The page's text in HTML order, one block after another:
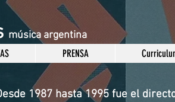
música argentina
PRENSA
1987 hasta 1995 fue el